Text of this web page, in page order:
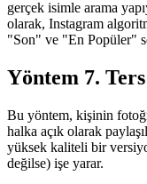
gerçek isimle arama
olarak, Instagram
"Son" ve "En Popüler"
Yöntem 7.
Bu yöntem, kişinin
halka açık olarak
yüksek kaliteli bir
değilse) işe yarar.